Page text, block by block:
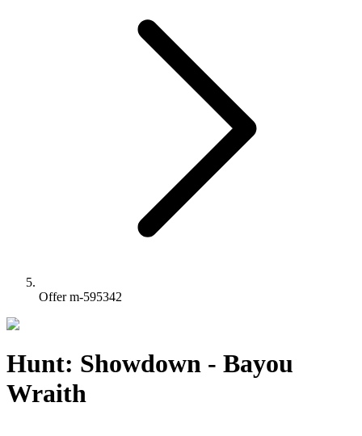
Offer m-595342
Hunt: Showdown - Bayou
Wraith